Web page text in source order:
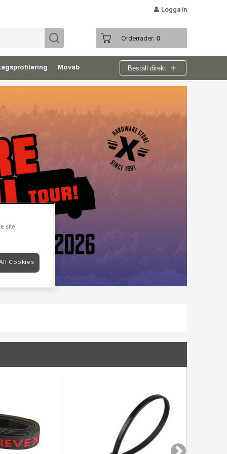
Logga in
Orderrader: 0
Movab Beställ direkt
site
Cookies